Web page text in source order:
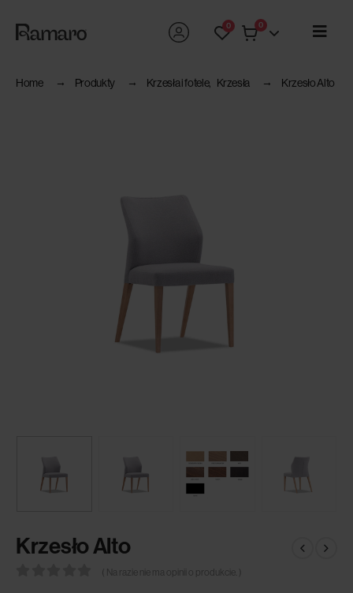
0 0
Home Produkty Krzesła i fotele, Krzesła Krzesło Alto
Krzesło Alto
( Na razie nie ma opinii o produkcie. )